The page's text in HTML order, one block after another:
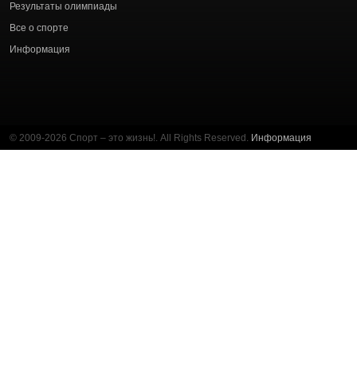
Результаты олимпиады
Все о спорте
Информация
© 2009-2026 Спорт – это жизнь!. All Rights Reserved. Информация